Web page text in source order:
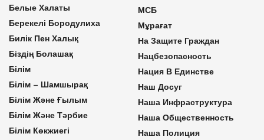
Белые Халаты
Берекелі Бородулиха
Билік Пен Халық
Біздің Болашақ
Білім
Білім – Шамшырақ
Білім Және Ғылым
Білім Және Тәрбие
Білім Көкжиегі
МСБ
Мұрағат
На Защите Граждан
Нацбезопасность
Нация В Единстве
Наш Досуг
Наша Инфраструктура
Наша Общественность
Наша Полиция